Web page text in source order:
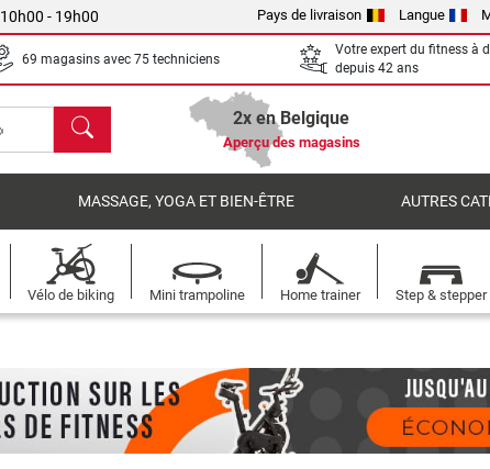
10h00 - 19h00 Pays de livraison Langue
69 magasins avec 75 techniciens
Votre expert du fitness à
depuis 42 ans
chercher 2x en Belgique
Aperçu des magasins
MASSAGE, YOGA ET BIEN-ÊTRE AUTRES
Vélo de biking Mini trampoline Home trainer Step & stepper